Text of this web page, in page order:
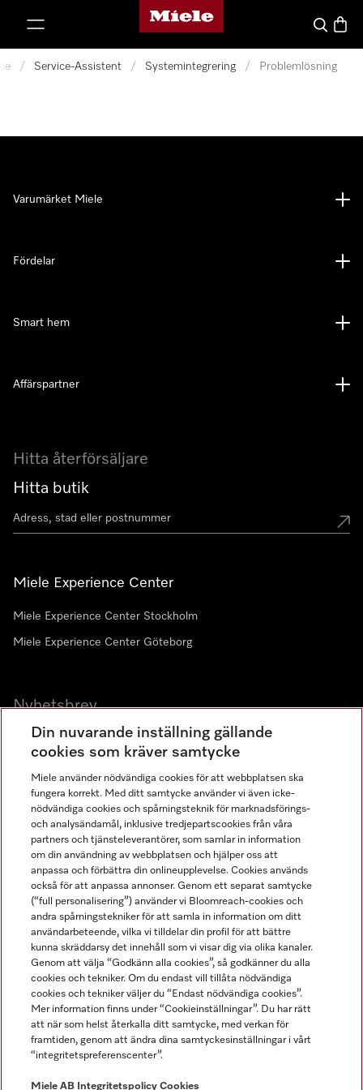
Mieles hemsida
Sök
/ Service-Assistent / Systemintegrering / Problemlösning
Hitta återförsäljare
Hitta butik
Miele Experience Center
Miele Experience Center Stockholm
Miele Experience Center Göteborg
Nyhetsbrev
Gå med i vår gemenskap
Varumärket Miele
Fördelar
Smart hem
Affärspartner
Miele AB
Allmänna villkor
Användarvillkor
Miele tillgänglighetsförklaring
Lagen om digitala tjänster
Miele på LinkedIn
Miele på Facebook
Miele på Instagram
Miele på Youtube
Din nuvarande inställning gällande
cookies som kräver samtycke
Miele använder nödvändiga cookies för att webbplatsen ska
fungera korrekt. Med ditt samtycke använder vi även icke-
nödvändiga cookies och spårningsteknik för marknadsförings-
och analysändamål, inklusive tredjepartscookies från våra
partners och tjänsteleverantörer, som samlar in information
om din användning av webbplatsen och hjälper oss att
anpassa och förbättra din onlineupplevelse. Cookies används
också för att anpassa annonser. Genom ett separat samtycke
(“full personalisering”) använder vi Bloomreach-cookies och
andra spårningstekniker för att samla in information om ditt
användarbeteende, vilka vi tilldelar din profil för att bättre
kunna skräddarsy det innehåll som vi visar dig via olika kanaler.
Genom att välja “Godkänn alla cookies”, så godkänner du alla
cookies och tekniker. Om du endast vill tillåta nödvändiga
cookies och tekniker väljer du “Endast nödvändiga cookies”.
Mer information finns under “Cookieinställningar”. Du har rätt
att när som helst återkalla ditt samtycke, med verkan för
framtiden, genom att ändra dina samtyckesinställningar i vårt
“integritetspreferenscenter”.
Miele AB Integritetspolicy Cookies